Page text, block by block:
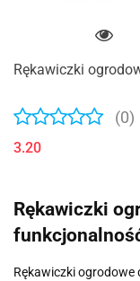
Rękawiczki
(0)
3.20
Rękawiczki
Rękawiczki ogrodowe